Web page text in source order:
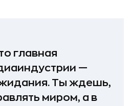
главная
—
Ты ждешь,
миром, а в